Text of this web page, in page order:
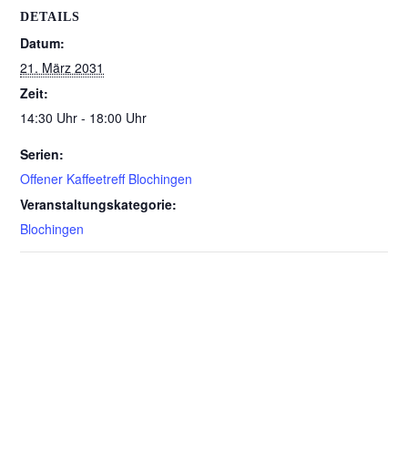
DETAILS
Datum:
21. März 2031
Zeit:
14:30 Uhr - 18:00 Uhr
Serien:
Offener Kaffeetreff Blochingen
Veranstaltungskategorie:
Blochingen